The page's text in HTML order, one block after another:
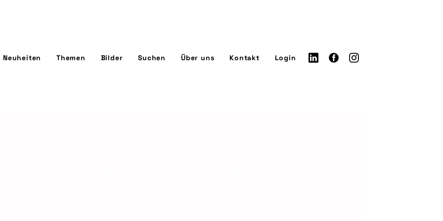
Neuheiten Themen Bilder Suchen Über uns Kontakt Login